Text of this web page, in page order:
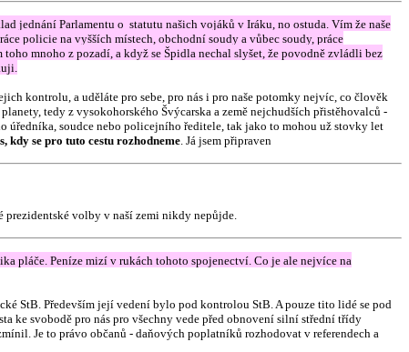
jednání Parlamentu o statutu našich vojáků v Iráku, no ostuda. Vím že naše
policie na vyšších místech, obchodní soudy a vůbec soudy, práce
mnoho z pozadí, a když se Špidla nechal slyšet, že povodně zvládli bez
kontrolu, a uděláte pro sebe, pro nás i pro naše potomky nejvíc, co člověk
tedy z vysokohorského Švýcarska a země nejchudších přistěhovalců -
úředníka, soudce nebo policejního ředitele, tak jako to mohou už stovky let
kdy se pro tuto cestu rozhodneme. Já jsem připraven
prezidentské volby v naší zemi nikdy nepůjde.
pláče. Peníze mizí v rukách tohoto spojenectví. Co je ale nejvíce na
StB. Především její vedení bylo pod kontrolou StB. A pouze tito lidé se pod
ke svobodě pro nás pro všechny vede před obnovení silní střední třídy
Je to právo občanů - daňových poplatníků rozhodovat v referendech a